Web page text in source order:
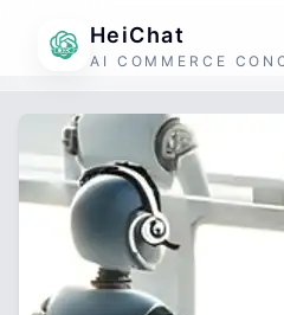
HeiChat
AI COMMERCE